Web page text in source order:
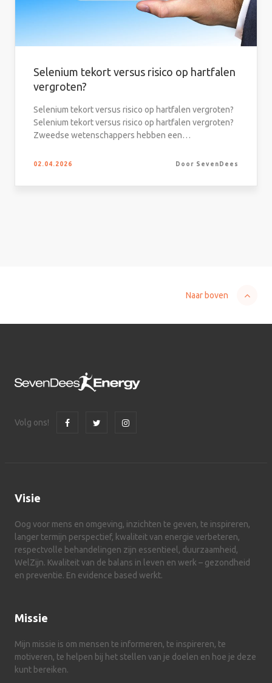
Selenium tekort versus risico op hartfalen
vergroten?
Selenium tekort versus risico op hartfalen vergroten?
Selenium tekort versus risico op hartfalen vergroten?
Zweedse wetenschappers hebben een…
02.04.2026 Door SevenDees
Naar boven
Volg ons!
Visie
Oog voor mens en omgeving, inzichten te geven, te inspireren,
langer termijn perspectief, kwaliteit van energie verbeteren,
respectvolle behandelingen zijn essentieel, duurzaamheid,
WelZijn. Kwaliteit van de balans in leven en werk – gezondheid
en preventie. En evidence based werkt.
Missie
Mijn missie is om mensen te informeren, te inspireren, te
motiveren, te helpen bij het stellen van je doelen en hoe je deze
kunt bereiken.